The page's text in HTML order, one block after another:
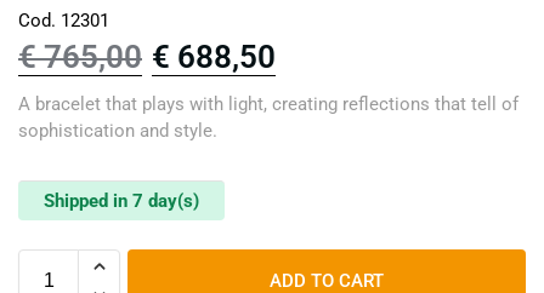
Cod. 12301
€765,00 € 688,50
A bracelet that plays with light, creating reflections that tell of
sophistication and style.
Shipped in 7 day(s)
ADD TO CART